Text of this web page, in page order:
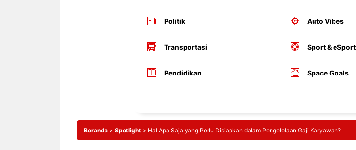
Politik
Transportasi
Pendidikan
Auto Vibes
Sport & eSport
Space Goals
Beranda > Spotlight > Hal Apa Saja yang Perlu Disiapkan dalam Pengelolaan Gaji Karyawan?